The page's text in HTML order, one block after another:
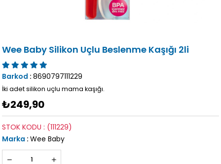
Wee Baby Silikon Uçlu Beslenme Kaşığı 2li
Barkod : 8690797111229
İki adet silikon uçlu mama kaşığı.
₺249,90
(111229)
STOK KODU
Marka : Wee Baby